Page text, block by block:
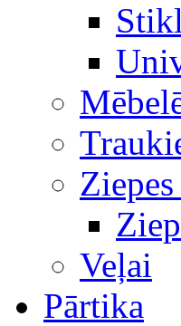
Veļai
Pārtika